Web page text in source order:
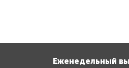
Еженедельный